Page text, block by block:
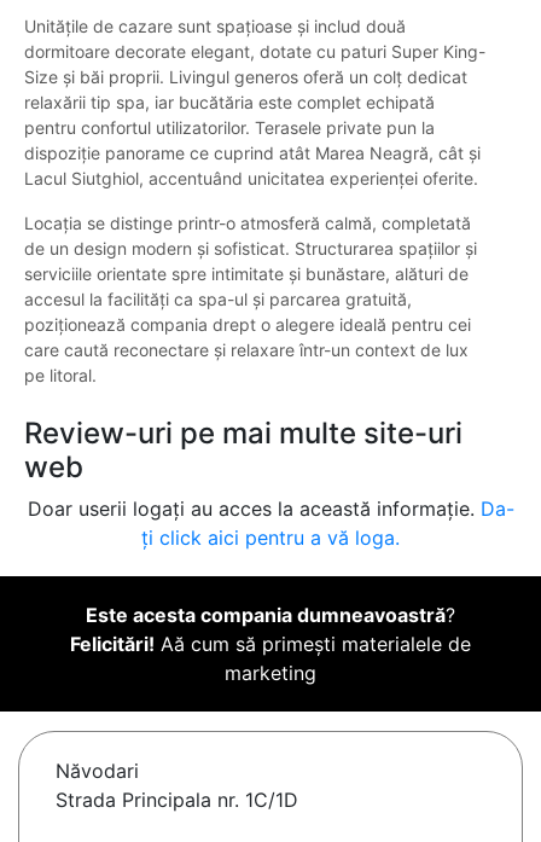
Unitățile de cazare sunt spațioase și includ două
dormitoare decorate elegant, dotate cu paturi Super King-
Size și băi proprii. Livingul generos oferă un colț dedicat
relaxării tip spa, iar bucătăria este complet echipată
pentru confortul utilizatorilor. Terasele private pun la
dispoziție panorame ce cuprind atât Marea Neagră, cât și
Lacul Siutghiol, accentuând unicitatea experienței oferite.
Locația se distinge printr-o atmosferă calmă, completată
de un design modern și sofisticat. Structurarea spațiilor și
serviciile orientate spre intimitate și bunăstare, alături de
accesul la facilități ca spa-ul și parcarea gratuită,
poziționează compania drept o alegere ideală pentru cei
care caută reconectare și relaxare într-un context de lux
pe litoral.
Review-uri pe mai multe site-uri
web
Doar userii logați au acces la această informație. Da-
ți click aici pentru a vă loga.
Este acesta compania dumneavoastră?
Felicitări! Aă cum să primești materialele de
marketing
Năvodari
Strada Principala nr. 1C/1D